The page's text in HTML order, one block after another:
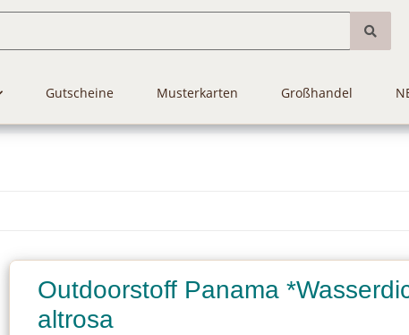
Gutscheine Musterkarten Großhandel
Outdoorstoff Panama
altrosa